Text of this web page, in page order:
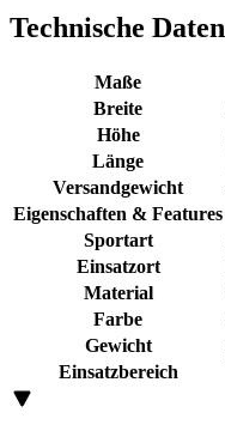
Technische Daten
Maße
Breite
Höhe
Länge
Versandgewicht
Eigenschaften & Features
Sportart
Einsatzort
Material
Farbe
Gewicht
Einsatzbereich